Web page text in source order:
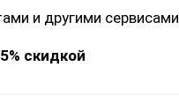
и другими сервисами
скидкой